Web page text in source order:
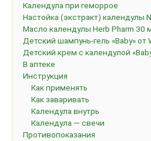
Календула при геморрое
Настойка (экстракт) календулы
Масло календулы Herb Pharm 30
Детский шампунь-гель «Baby» от
Детский крем с календулой
В аптеке
Инструкция
Как применять
Как заваривать
Календула внутрь
Календула — свечи
Противопоказания